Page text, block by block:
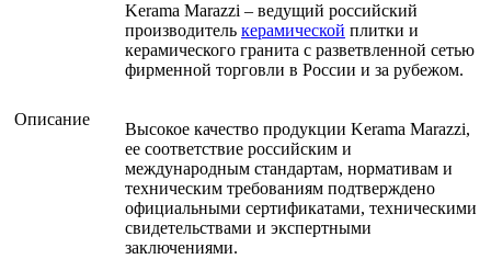
Описание
Kerama Marazzi – ведущий российский
производитель керамической плитки и
керамического гранита с разветвленной сетью
фирменной торговли в России и за рубежом.
Высокое качество продукции Kerama Marazzi,
ее соответствие российским и
международным стандартам, нормативам и
техническим требованиям подтверждено
официальными сертификатами, техническими
свидетельствами и экспертными
заключениями.